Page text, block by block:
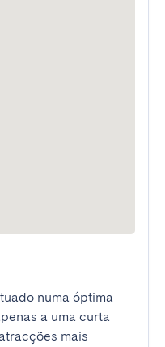
numa óptima
a uma curta
mais